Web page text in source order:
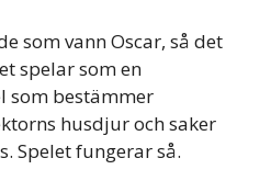
som vann Oscar, så det
spelar som en
som bestämmer
husdjur och saker
Spelet fungerar så.